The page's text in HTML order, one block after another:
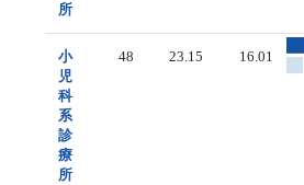
所
小
児
科
系
診
療
所
48 23.15 16.01